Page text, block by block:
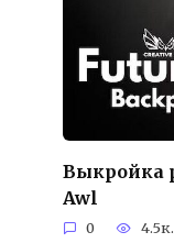
Выкройка
Awl
0 4.5к.